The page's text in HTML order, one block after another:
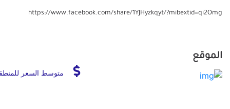
https://www.facebook.com/share/1YJHyzkqyt/?mibextid=qi2Omg
الموقع
متوسط السعر